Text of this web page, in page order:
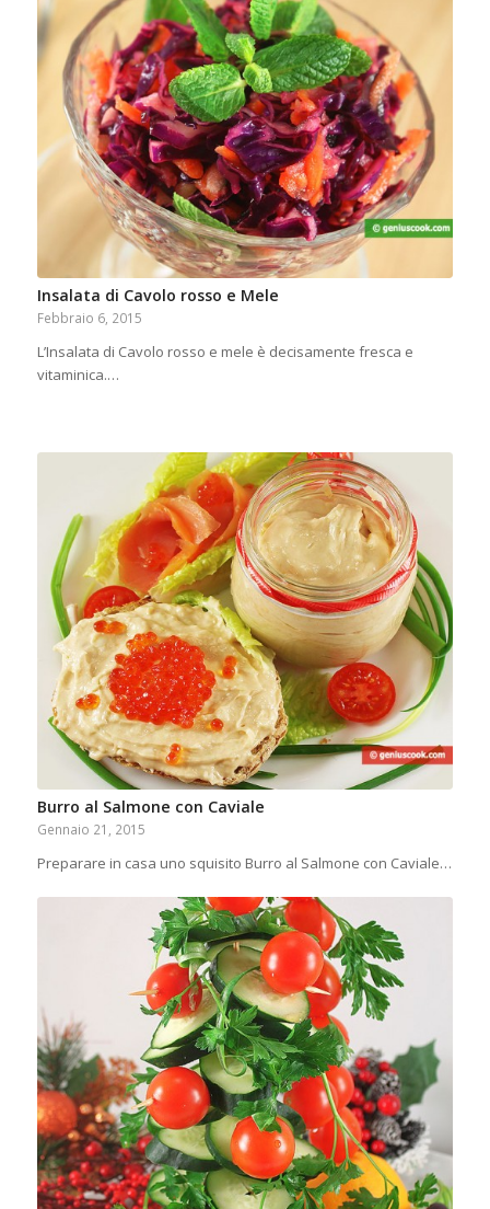
Insalata di Cavolo rosso e Mele
Febbraio 6, 2015
L’Insalata di Cavolo rosso e mele è decisamente fresca e
vitaminica.…
Burro al Salmone con Caviale
Gennaio 21, 2015
Preparare in casa uno squisito Burro al Salmone con Caviale…